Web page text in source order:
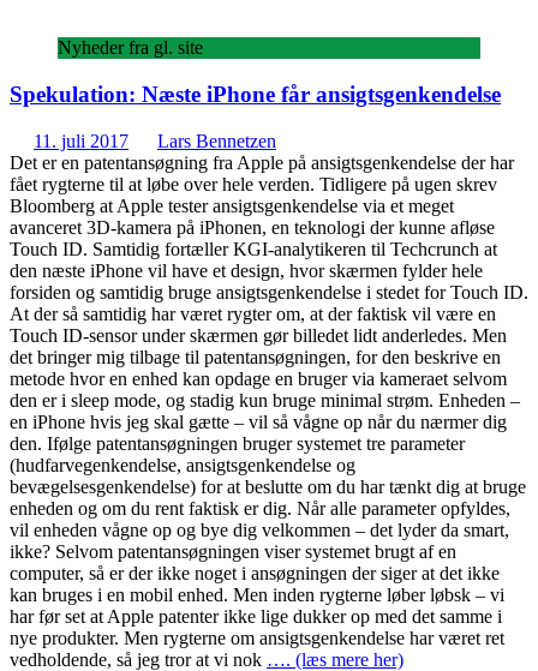
Nyheder fra gl. site
Spekulation: Næste iPhone får ansigtsgenkendelse
11. juli 2017
Lars Bennetzen
Det er en patentansøgning fra Apple på ansigtsgenkendelse der har
fået rygterne til at løbe over hele verden. Tidligere på ugen skrev
Bloomberg at Apple tester ansigtsgenkendelse via et meget
avanceret 3D-kamera på iPhonen, en teknologi der kunne afløse
Touch ID. Samtidig fortæller KGI-analytikeren til Techcrunch at
den næste iPhone vil have et design, hvor skærmen fylder hele
forsiden og samtidig bruge ansigtsgenkendelse i stedet for Touch ID.
At der så samtidig har været rygter om, at der faktisk vil være en
Touch ID-sensor under skærmen gør billedet lidt anderledes. Men
det bringer mig tilbage til patentansøgningen, for den beskrive en
metode hvor en enhed kan opdage en bruger via kameraet selvom
den er i sleep mode, og stadig kun bruge minimal strøm. Enheden –
en iPhone hvis jeg skal gætte – vil så vågne op når du nærmer dig
den. Ifølge patentansøgningen bruger systemet tre parameter
(hudfarvegenkendelse, ansigtsgenkendelse og
bevægelsesgenkendelse) for at beslutte om du har tænkt dig at bruge
enheden og om du rent faktisk er dig. Når alle parameter opfyldes,
vil enheden vågne op og bye dig velkommen – det lyder da smart,
ikke? Selvom patentansøgningen viser systemet brugt af en
computer, så er der ikke noget i ansøgningen der siger at det ikke
kan bruges i en mobil enhed. Men inden rygterne løber løbsk – vi
har før set at Apple patenter ikke lige dukker op med det samme i
nye produkter. Men rygterne om ansigtsgenkendelse har været ret
vedholdende, så jeg tror at vi nok …. (læs mere her)